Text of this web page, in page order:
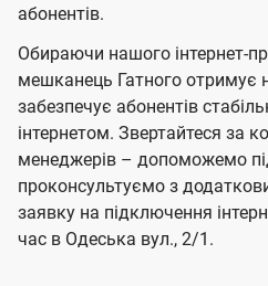
абонентів.
Обираючи нашого інтернет-
мешканець Гатного отримує
забезпечує абонентів
інтернетом. Звертайтеся за
менеджерів – допоможемо
проконсультуємо з
заявку на підключення
час в Одеська вул., 2/1.